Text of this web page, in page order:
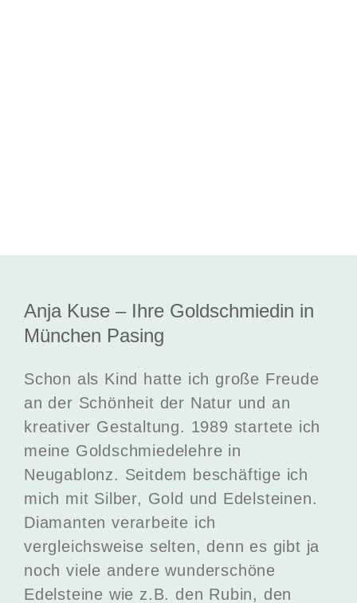
Anja Kuse – Ihre Goldschmiedin in
München Pasing
Schon als Kind hatte ich große Freude
an der Schönheit der Natur und an
kreativer Gestaltung. 1989 startete ich
meine Goldschmiedelehre in
Neugablonz. Seitdem beschäftige ich
mich mit Silber, Gold und Edelsteinen.
Diamanten verarbeite ich
vergleichsweise selten, denn es gibt ja
noch viele andere wunderschöne
Edelsteine wie z.B. den Rubin, den